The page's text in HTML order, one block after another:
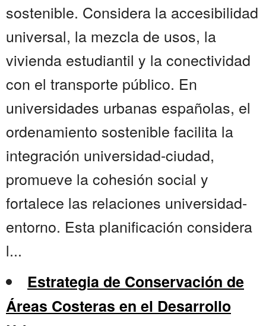
sostenible. Considera la accesibilidad
universal, la mezcla de usos, la
vivienda estudiantil y la conectividad
con el transporte público. En
universidades urbanas españolas, el
ordenamiento sostenible facilita la
integración universidad-ciudad,
promueve la cohesión social y
fortalece las relaciones universidad-
entorno. Esta planificación considera
l...
Estrategia de Conservación de
Áreas Costeras en el Desarrollo